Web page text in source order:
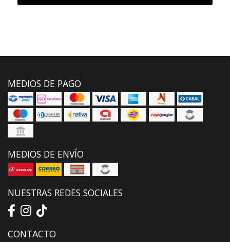
MEDIOS DE PAGO
MEDIOS DE ENVÍO
NUESTRAS REDES SOCIALES
CONTACTO